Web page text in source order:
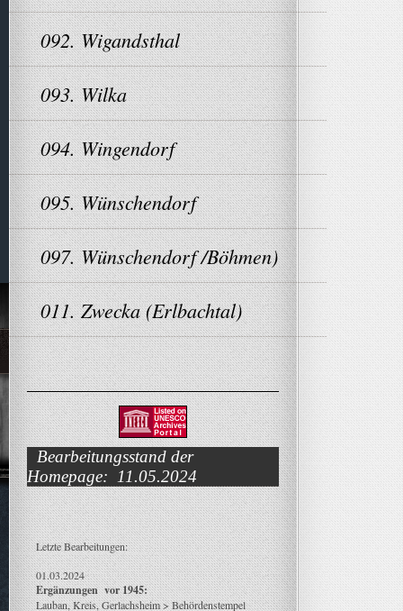
092. Wigandsthal
093. Wilka
094. Wingendorf
095. Wünschendorf
097. Wünschendorf /Böhmen)
011. Zwecka (Erlbachtal)
Bearbeitungsstand der
Homepage: 11.05.2024
Letzte Bearbeitungen:
01.03.2024
Ergänzungen vor 1945:
Lauban, Kreis, Gerlachsheim > Behördenstempel